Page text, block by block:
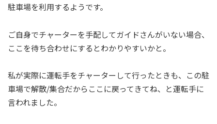
駐車場を利用するようです。
ご自身でチャーターを手配してガイドさんがいない場合、
ここを待ち合わせにするとわかりやすいかと。
私が実際に運転手をチャーターして行ったときも、この駐
車場で解散/集合だからここに戻ってきてね、と運転手に
言われました。